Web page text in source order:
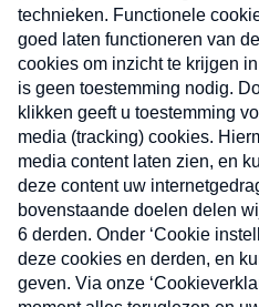
Nieuwsbrief
Neem hier een gratis